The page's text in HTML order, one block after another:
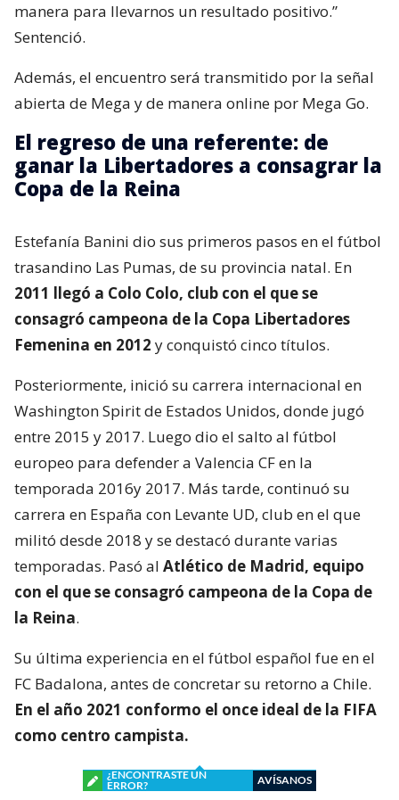
manera para llevarnos un resultado positivo.”
Sentenció.
Además, el encuentro será transmitido por la señal
abierta de Mega y de manera online por Mega Go.
El regreso de una referente: de
ganar la Libertadores a consagrar la
Copa de la Reina
Estefanía Banini dio sus primeros pasos en el fútbol
trasandino Las Pumas, de su provincia natal. En
2011 llegó a Colo Colo, club con el que se
consagró campeona de la Copa Libertadores
Femenina en 2012 y conquistó cinco títulos.
Posteriormente, inició su carrera internacional en
Washington Spirit de Estados Unidos, donde jugó
entre 2015 y 2017. Luego dio el salto al fútbol
europeo para defender a Valencia CF en la
temporada 2016y 2017. Más tarde, continuó su
carrera en España con Levante UD, club en el que
militó desde 2018 y se destacó durante varias
temporadas. Pasó al Atlético de Madrid, equipo
con el que se consagró campeona de la Copa de
la Reina.
Su última experiencia en el fútbol español fue en el
FC Badalona, antes de concretar su retorno a Chile.
En el año 2021 conformo el once ideal de la FIFA
como centro campista.
¿ENCONTRASTE UN
ERROR?
AVÍSANOS